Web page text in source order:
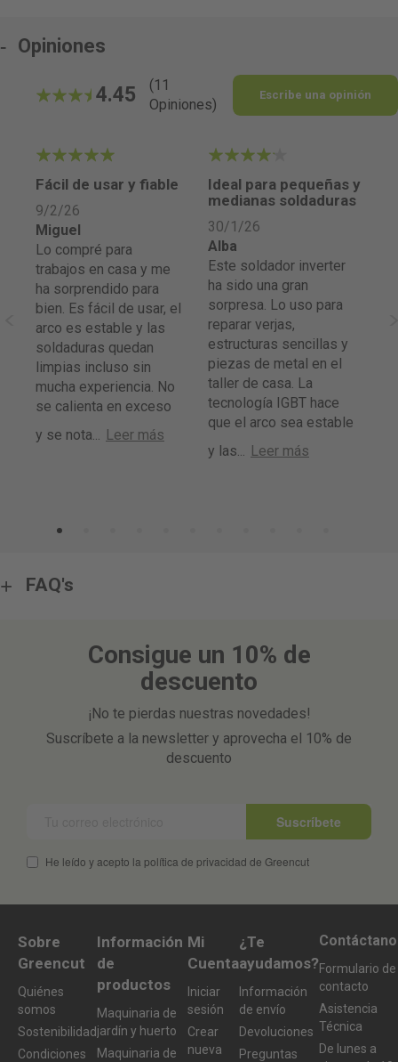
Opiniones
4.45
(11
Opiniones)
Escribe una opinión
5Fácil de usar y fiable
9/2/26
Miguel
Lo compré para
trabajos en casa y me
ha sorprendido para
bien. Es fácil de usar, el
arco es estable y las
soldaduras quedan
limpias incluso sin
mucha experiencia. No
se calienta en exceso
y se nota... Leer más
4Ideal para pequeñas y
medianas soldaduras
30/1/26
Alba
Este soldador inverter
ha sido una gran
sorpresa. Lo uso para
reparar verjas,
estructuras sencillas y
piezas de metal en el
taller de casa. La
tecnología IGBT hace
que el arco sea estable
y las... Leer más
FAQ's
Consigue un 10% de
descuento
¡No te pierdas nuestras novedades!
Suscríbete a la newsletter y aprovecha el 10% de
descuento
Suscríbete
He leído y acepto la política de privacidad de Greencut
Sobre
Greencut
Quiénes
somos
Sostenibilidad
Condiciones
Información
de
productos
Maquinaria de
jardín y huerto
Maquinaria de
Mi
Cuenta
Iniciar
sesión
Crear
nueva
¿Te
ayudamos?
Información
de envío
Devoluciones
Preguntas
Formulario de
contacto
Asistencia
Técnica
De lunes a